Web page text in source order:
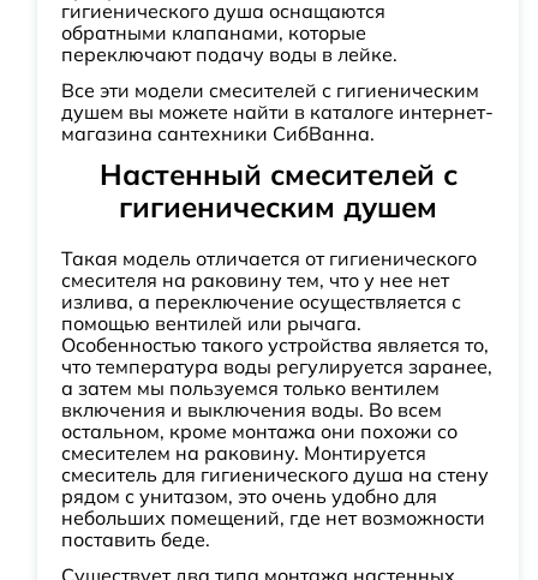
гигиенического душа оснащаются
обратными клапанами, которые
переключают подачу воды в лейке.
Все эти модели смесителей с гигиеническим
душем вы можете найти в каталоге интернет-
магазина сантехники СибВанна.
Настенный смесителей с
гигиеническим душем
Такая модель отличается от гигиенического
смесителя на раковину тем, что у нее нет
излива, а переключение осуществляется с
помощью вентилей или рычага.
Особенностью такого устройства является то,
что температура воды регулируется заранее,
а затем мы пользуемся только вентилем
включения и выключения воды. Во всем
остальном, кроме монтажа они похожи со
смесителем на раковину. Монтируется
смеситель для гигиенического душа на стену
рядом с унитазом, это очень удобно для
небольших помещений, где нет возможности
поставить беде.
Существует два типа монтажа настенных